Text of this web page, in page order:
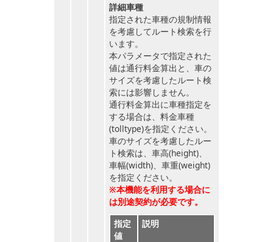
詳細車種
指定された車種の規制情報
を考慮してルート検索を行
います。
本パラメータで指定された
値は通行料金算出と、車の
サイズを考慮したルート検
索には影響しません。
通行料金算出に車種指定を
する場合は、料金車種
(tolltype)を指定ください。
車のサイズを考慮したルー
ト検索は、車高(height)、
車幅(width)、車重(weight)
を指定ください。
※本機能を利用する場合に
は別途契約が必要です。
指定
値
説明